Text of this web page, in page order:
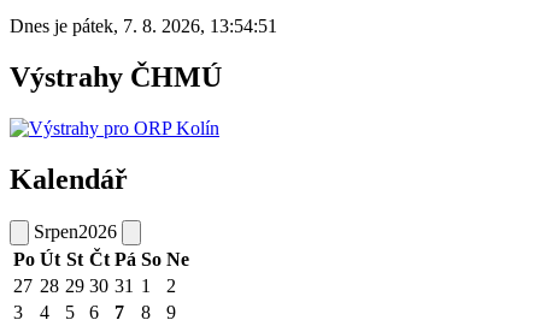
Dnes je pátek, 7. 8. 2026, 13:54:51
Výstrahy ČHMÚ
Kalendář
Srpen2026
Po Út St Čt Pá So Ne
27 28 29 30 31 1
2
3
4 5 6 7 8
9